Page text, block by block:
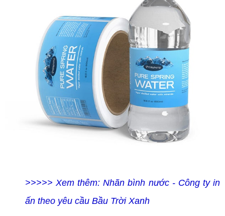
>>>>> Xem thêm: Nhãn bình nước - Công ty in
ấn theo yêu cầu Bầu Trời Xanh